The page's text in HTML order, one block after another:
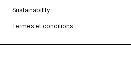
Sustainability
Termes et conditions